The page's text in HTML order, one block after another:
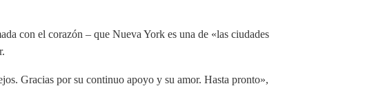
con el corazón – que Nueva York es una de «las ciudades
Gracias por su continuo apoyo y su amor. Hasta pronto»,